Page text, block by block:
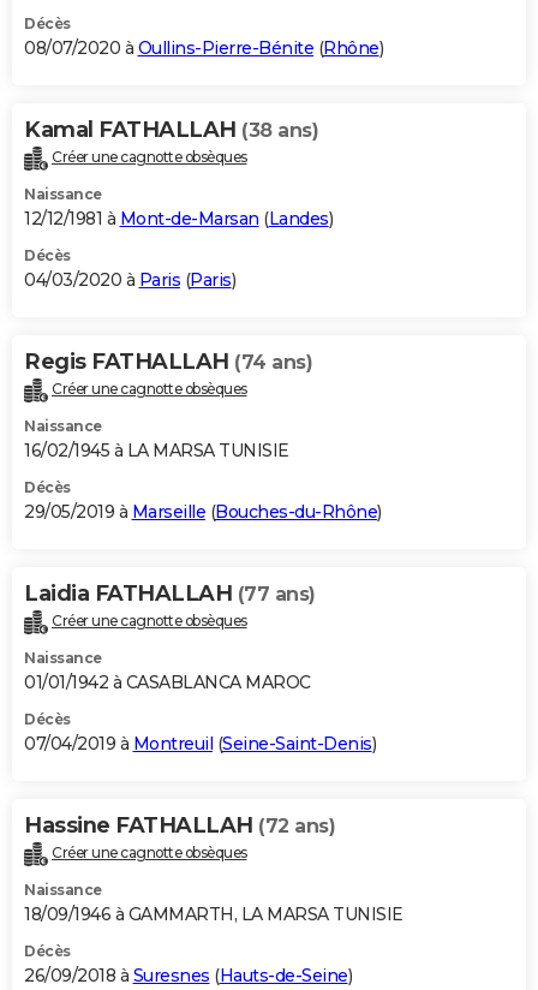
Décès
08/07/2020 à Oullins-Pierre-Bénite (Rhône)
Kamal FATHALLAH (38 ans)
Créer une cagnotte obsèques
Naissance
12/12/1981 à Mont-de-Marsan (Landes)
Décès
04/03/2020 à Paris (Paris)
Regis FATHALLAH (74 ans)
Créer une cagnotte obsèques
Naissance
16/02/1945 à LA MARSA TUNISIE
Décès
29/05/2019 à Marseille (Bouches-du-Rhône)
Laidia FATHALLAH (77 ans)
Créer une cagnotte obsèques
Naissance
01/01/1942 à CASABLANCA MAROC
Décès
07/04/2019 à Montreuil (Seine-Saint-Denis)
Hassine FATHALLAH (72 ans)
Créer une cagnotte obsèques
Naissance
18/09/1946 à GAMMARTH, LA MARSA TUNISIE
Décès
26/09/2018 à Suresnes (Hauts-de-Seine)